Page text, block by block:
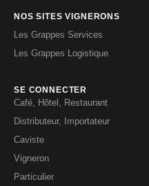
NOS SITES VIGNERONS
Les Grappes Services
Les Grappes Logistique
SE CONNECTER
Café, Hôtel, Restaurant
Distributeur, Importateur
Caviste
Vigneron
Particulier